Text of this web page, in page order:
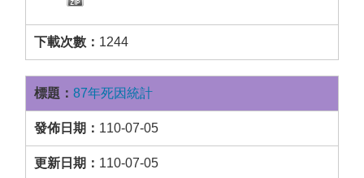
1244
87年死因統計
110-07-05
110-07-05